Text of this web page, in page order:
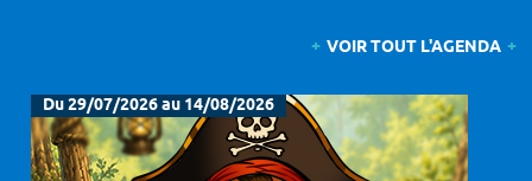
VOIR TOUT L'AGENDA
Du 29/07/2026 au 14/08/2026